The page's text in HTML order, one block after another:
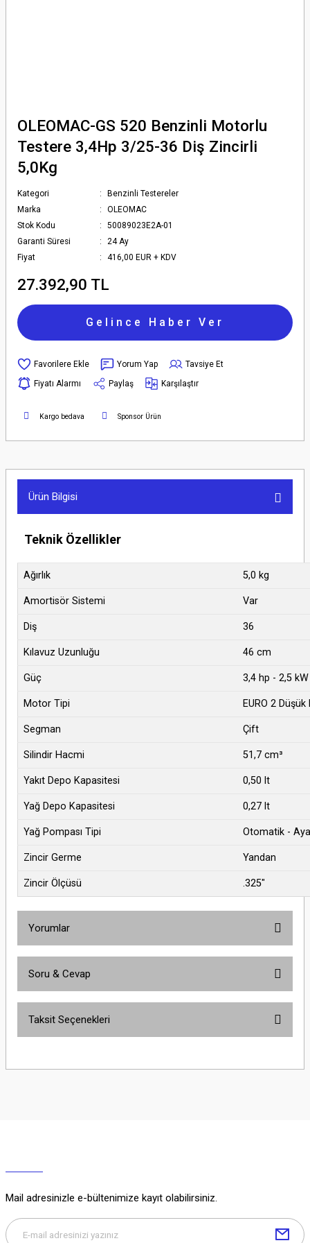
OLEOMAC-GS 520 Benzinli Motorlu
Testere 3,4Hp 3/25-36 Diş Zincirli
5,0Kg
Kategori
Benzinli Testereler
Marka
OLEOMAC
Stok Kodu
50089023E2A-01
Garanti Süresi
24 Ay
Fiyat
416,00 EUR + KDV
27.392,90 TL
Gelince Haber Ver
Yorum Yap
Tavsiye Et
Fiyatı Alarmı
Paylaş Karşılaştır
Kargo bedava Sponsor Ürün
Ürün Bilgisi
Teknik Özellikler
Ağırlık 5,0 kg
Amortisör Sistemi Var
Diş 36
Kılavuz Uzunluğu 46 cm
Güç 3,4 hp - 2,5 kW
Motor Tipi EURO 2
Segman Çift
Silindir Hacmi 51,7 cm³
Yakıt Depo Kapasitesi 0,50 lt
Yağ Depo Kapasitesi 0,27 lt
Yağ Pompası Tipi Otomatik -
Zincir Germe Yandan
Zincir Ölçüsü .325"
Yorumlar
Soru & Cevap
Soru Sor
Taksit Seçenekleri
Mail adresinizle e-bültenimize kayıt olabilirsiniz.